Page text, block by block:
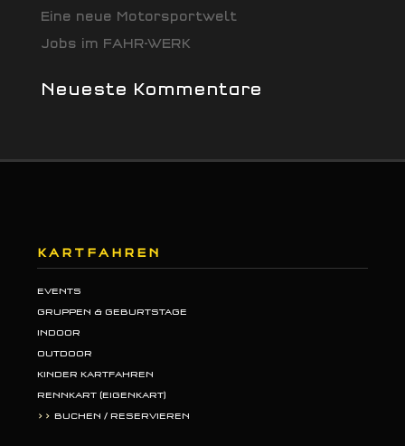
Eine neue Motorsportwelt
Jobs im FAHR-WERK
Neueste Kommentare
KARTFAHREN
EVENTS
GRUPPEN & GEBURTSTAGE
INDOOR
OUTDOOR
KINDER KARTFAHREN
RENNKART (EIGENKART)
>> BUCHEN / RESERVIEREN